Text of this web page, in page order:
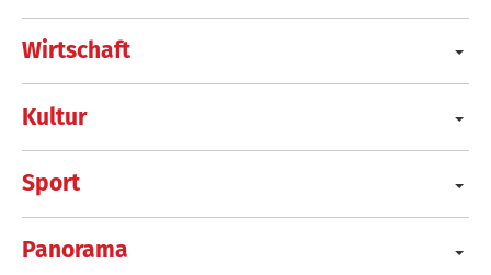
Wirtschaft
Kultur
Sport
Panorama